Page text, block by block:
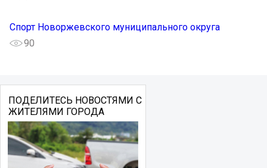
Спорт Новоржевского муниципального округа
90
ПОДЕЛИТЕСЬ НОВОСТЯМИ С
ЖИТЕЛЯМИ ГОРОДА